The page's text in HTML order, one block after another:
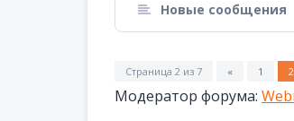
Новые сообщения
Страница 2 из 7 « 1 2
Модератор форума: